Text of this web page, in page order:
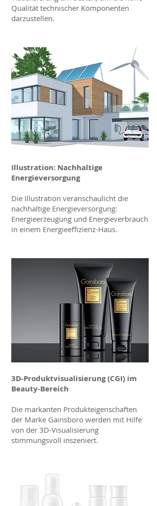
Qualität technischer Komponenten
darzustellen.
Illustration: Nachhaltige
Energieversorgung
Die Illustration veranschaulicht die
nachhaltige Energieversorgung:
Energieerzeugung und Energieverbrauch
in einem Energieeffizienz-Haus.
3D-Produktvisualisierung (CGI) im
Beauty-Bereich
Die markanten Produkteigenschaften
der Marke Gainsboro werden mit Hilfe
von der 3D-Visualisierung
stimmungsvoll inszeniert.